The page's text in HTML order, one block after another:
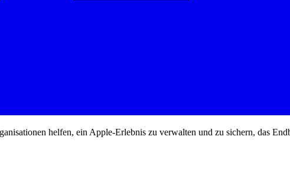
helfen, ein Apple-Erlebnis zu verwalten und zu sichern, das